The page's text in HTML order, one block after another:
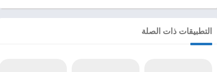
التطبيقات ذات الصلة